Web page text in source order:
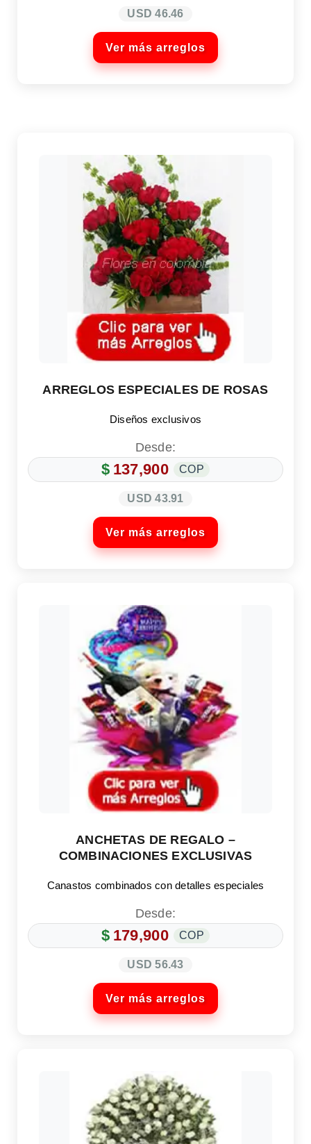
USD 46.46
Ver más arreglos
ARREGLOS ESPECIALES DE ROSAS
Diseños exclusivos
Desde:
$ 137,900 COP
USD 43.91
Ver más arreglos
ANCHETAS DE REGALO –
COMBINACIONES EXCLUSIVAS
Canastos combinados con detalles especiales
Desde:
$ 179,900 COP
USD 56.43
Ver más arreglos